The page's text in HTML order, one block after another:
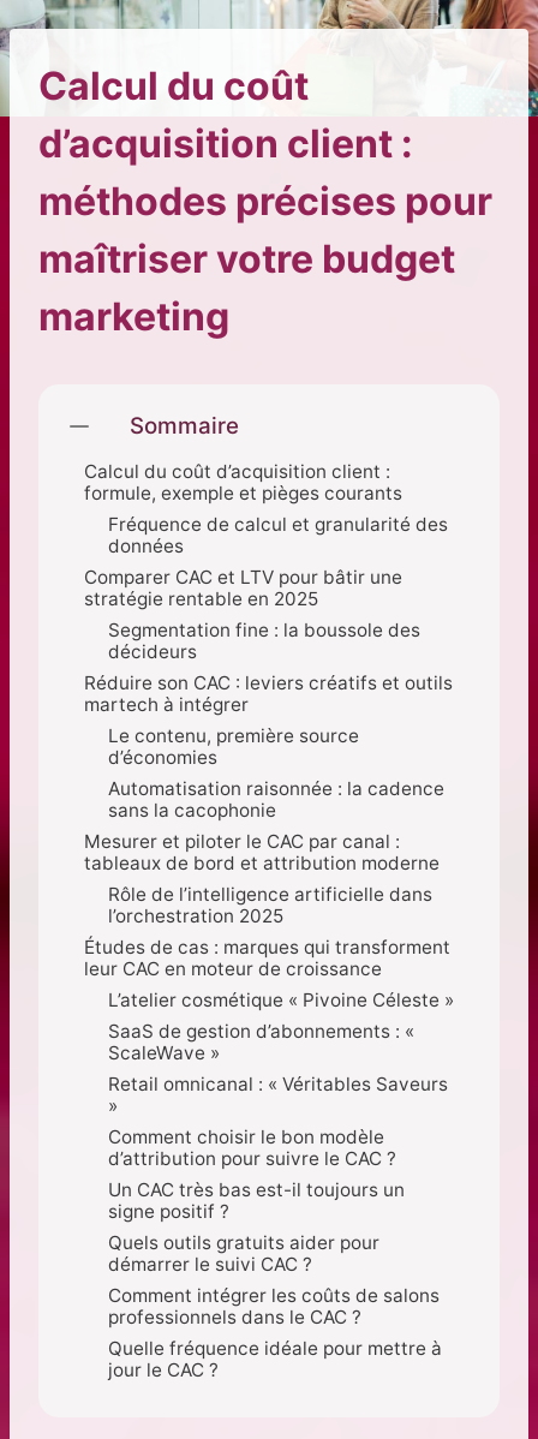
Calcul du coût
d’acquisition client :
méthodes précises pour
maîtriser votre budget
marketing
Sommaire
Calcul du coût d’acquisition client :
formule, exemple et pièges courants
Fréquence de calcul et granularité des
données
Comparer CAC et LTV pour bâtir une
stratégie rentable en 2025
Segmentation fine : la boussole des
décideurs
Réduire son CAC : leviers créatifs et outils
martech à intégrer
Le contenu, première source
d’économies
Automatisation raisonnée : la cadence
sans la cacophonie
Mesurer et piloter le CAC par canal :
tableaux de bord et attribution moderne
Rôle de l’intelligence artificielle dans
l’orchestration 2025
Études de cas : marques qui transforment
leur CAC en moteur de croissance
L’atelier cosmétique « Pivoine Céleste »
SaaS de gestion d’abonnements : «
ScaleWave »
Retail omnicanal : « Véritables Saveurs
»
Comment choisir le bon modèle
d’attribution pour suivre le CAC ?
Un CAC très bas est-il toujours un
signe positif ?
Quels outils gratuits aider pour
démarrer le suivi CAC ?
Comment intégrer les coûts de salons
professionnels dans le CAC ?
Quelle fréquence idéale pour mettre à
jour le CAC ?